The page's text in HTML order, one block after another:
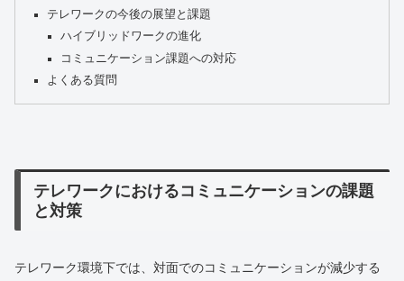
テレワークの今後の展望と課題
ハイブリッドワークの進化
コミュニケーション課題への対応
よくある質問
テレワークにおけるコミュニケーションの課題
と対策
テレワーク環境下では、対面でのコミュニケーションが減少する